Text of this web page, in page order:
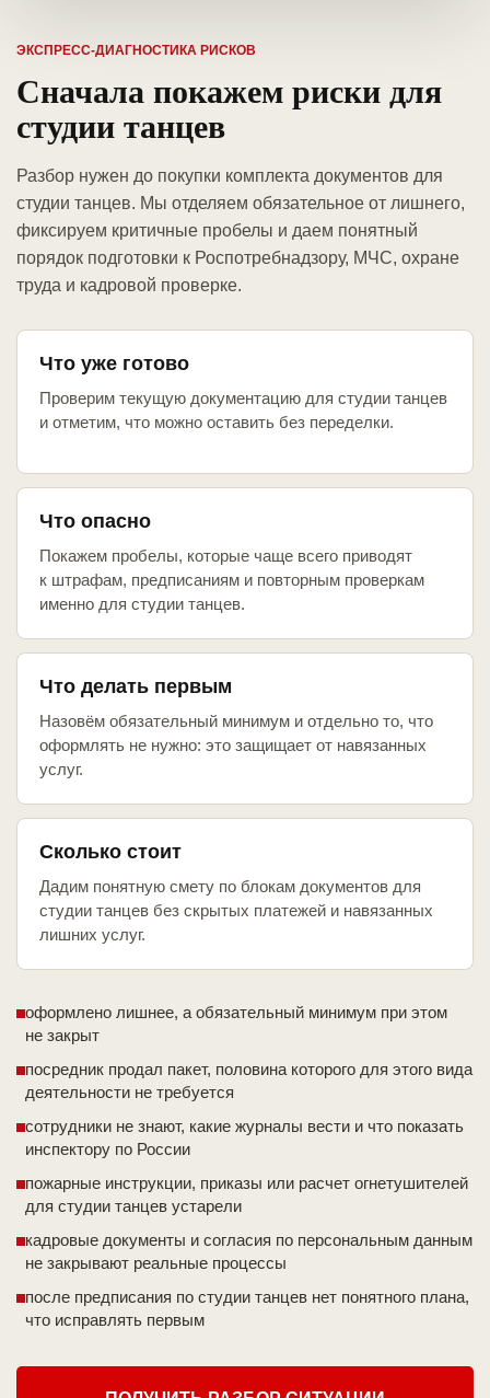
ЭКСПРЕСС-ДИАГНОСТИКА РИСКОВ
Сначала покажем риски для
студии танцев
Разбор нужен до покупки комплекта документов для
студии танцев. Мы отделяем обязательное от лишнего,
фиксируем критичные пробелы и даем понятный
порядок подготовки к Роспотребнадзору, МЧС, охране
труда и кадровой проверке.
Что уже готово
Проверим текущую документацию для студии танцев
и отметим, что можно оставить без переделки.
Что опасно
Покажем пробелы, которые чаще всего приводят
к штрафам, предписаниям и повторным проверкам
именно для студии танцев.
Что делать первым
Назовём обязательный минимум и отдельно то, что
оформлять не нужно: это защищает от навязанных
услуг.
Сколько стоит
Дадим понятную смету по блокам документов для
студии танцев без скрытых платежей и навязанных
лишних услуг.
оформлено лишнее, а обязательный минимум при этом
не закрыт
посредник продал пакет, половина которого для этого вида
деятельности не требуется
сотрудники не знают, какие журналы вести и что показать
инспектору по России
пожарные инструкции, приказы или расчет огнетушителей
для студии танцев устарели
кадровые документы и согласия по персональным данным
не закрывают реальные процессы
после предписания по студии танцев нет понятного плана,
что исправлять первым